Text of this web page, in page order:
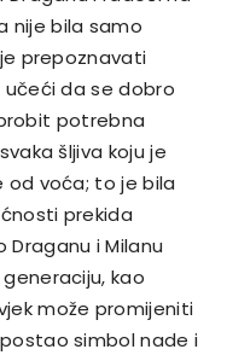
nije bila samo
prepoznavati
da se dobro
potrebna
šljiva koju je
od voća; to je bila
prekida
Draganu i Milanu
kao
može promijeniti
simbol nade i